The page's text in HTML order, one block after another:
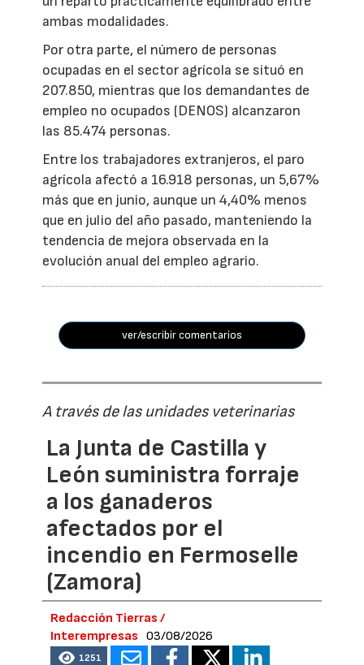
ambas modalidades.
Por otra parte, el número de personas
ocupadas en el sector agrícola se situó en
207.850, mientras que los demandantes de
empleo no ocupados (DENOS) alcanzaron
las 85.474 personas.
Entre los trabajadores extranjeros, el paro
agrícola afectó a 16.918 personas, un 5,67%
más que en junio, aunque un 4,40% menos
que en julio del año pasado, manteniendo la
tendencia de mejora observada en la
evolución anual del empleo agrario.
ver/escribir comentarios
A través de las unidades veterinarias
La Junta de Castilla y
León suministra forraje
a los ganaderos
afectados por el
incendio en Fermoselle
(Zamora)
Redacción Tierras /
Interempresas
03/08/2026
1251